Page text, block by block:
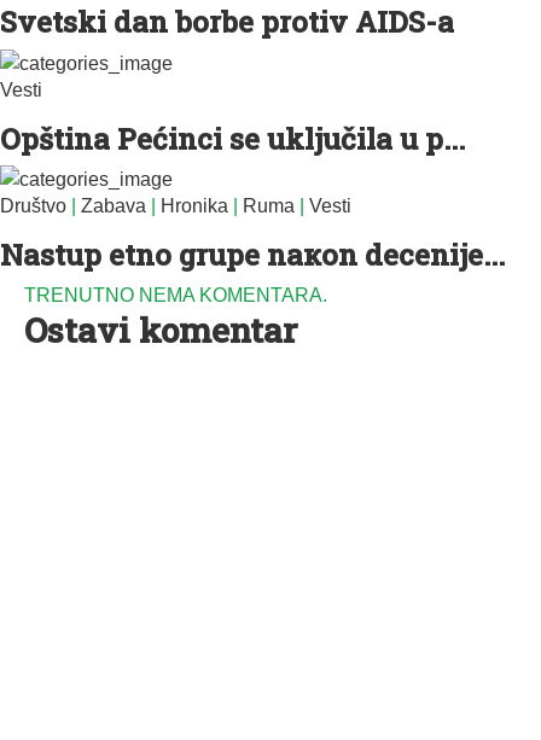
Svetski dan borbe protiv AIDS-a
Vesti
Opština Pećinci se uključila u p...
Društvo Zabava Hronika Ruma Vesti
Nastup etno grupe naкon decenije...
TRENUTNO NEMA KOMENTARA.
Ostavi komentar